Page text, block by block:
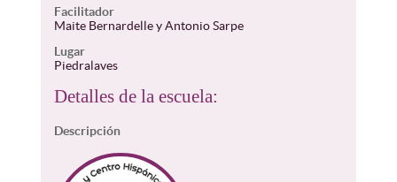
Facilitador
Maite Bernardelle y Antonio Sarpe
Lugar
Piedralaves
Detalles de la escuela:
Descripción